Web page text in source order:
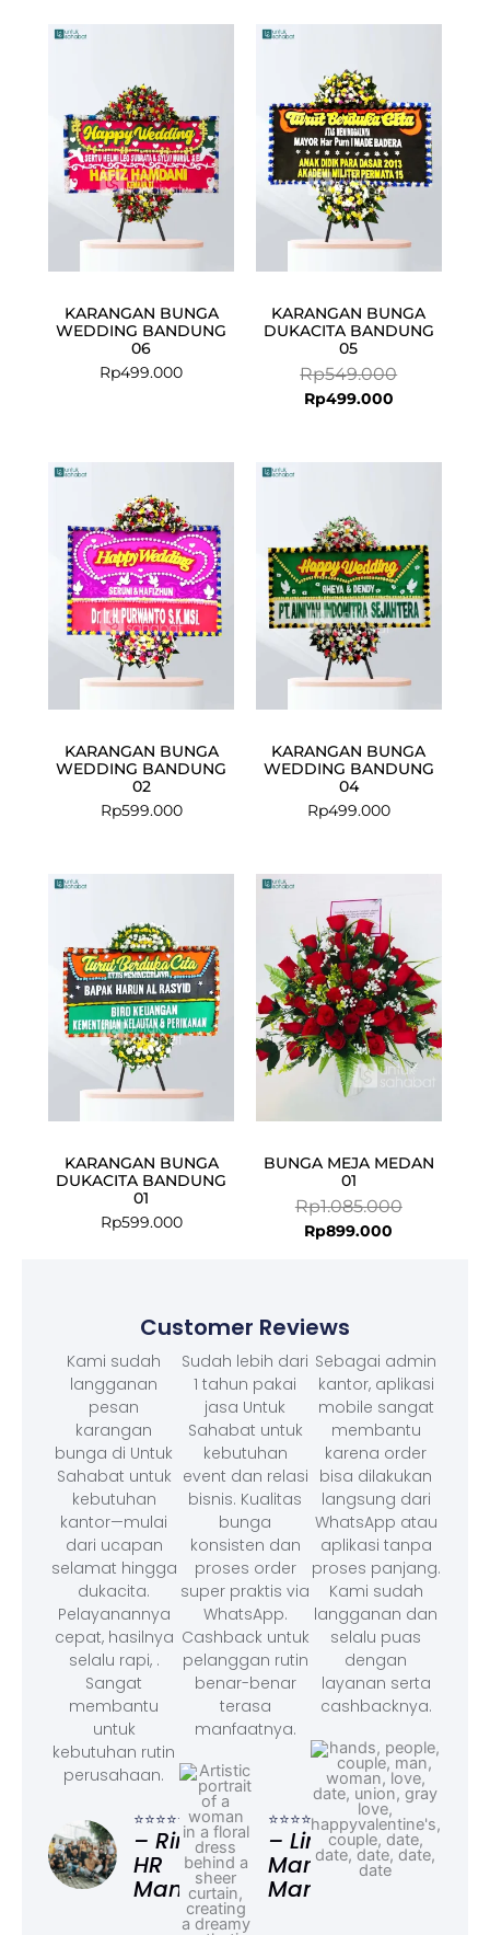
KARANGAN BUNGA
WEDDING BANDUNG
06
Rp499.000
KARANGAN BUNGA
DUKACITA BANDUNG
05
Rp549.000
Rp549.000.
Rp499.000
Rp499.000.
KARANGAN BUNGA
WEDDING BANDUNG
02
Rp599.000
KARANGAN BUNGA
WEDDING BANDUNG
04
Rp499.000
KARANGAN BUNGA
DUKACITA BANDUNG
01
Rp599.000
BUNGA MEJA MEDAN
01
Rp1.085.000
Rp899.000
Rp899.000.
Customer Reviews
Kami sudah
langganan
pesan
karangan
bunga di Untuk
Sahabat untuk
kebutuhan
kantor—mulai
dari ucapan
selamat hingga
dukacita.
Pelayanannya
cepat, hasilnya
selalu rapi, .
Sangat
membantu
untuk
kebutuhan rutin
perusahaan.
⭐⭐⭐⭐⭐
– Rina,
HR
Manager
Sudah lebih dari
1 tahun pakai
jasa Untuk
Sahabat untuk
kebutuhan
event dan relasi
bisnis. Kualitas
bunga
konsisten dan
proses order
super praktis via
WhatsApp.
Cashback untuk
pelanggan rutin
benar-benar
terasa
manfaatnya.
⭐⭐⭐⭐⭐
– Linda,
Marketing
Manager
Sebagai admin
kantor, aplikasi
mobile sangat
membantu
karena order
bisa dilakukan
langsung dari
WhatsApp atau
aplikasi tanpa
proses panjang.
Kami sudah
langganan dan
selalu puas
dengan
layanan serta
cashbacknya.